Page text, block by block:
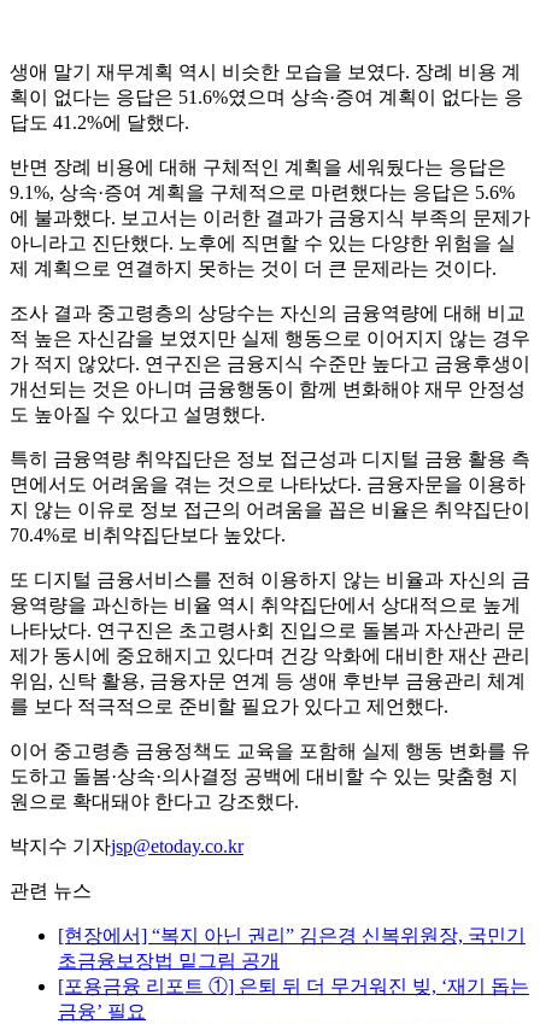
생애 말기 재무계획 역시 비슷한 모습을 보였다. 장례 비용 계
획이 없다는 응답은 51.6%였으며 상속·증여 계획이 없다는 응
답도 41.2%에 달했다.
반면 장례 비용에 대해 구체적인 계획을 세워뒀다는 응답은
9.1%, 상속·증여 계획을 구체적으로 마련했다는 응답은 5.6%
에 불과했다. 보고서는 이러한 결과가 금융지식 부족의 문제가
아니라고 진단했다. 노후에 직면할 수 있는 다양한 위험을 실
제 계획으로 연결하지 못하는 것이 더 큰 문제라는 것이다.
조사 결과 중고령층의 상당수는 자신의 금융역량에 대해 비교
적 높은 자신감을 보였지만 실제 행동으로 이어지지 않는 경우
가 적지 않았다. 연구진은 금융지식 수준만 높다고 금융후생이
개선되는 것은 아니며 금융행동이 함께 변화해야 재무 안정성
도 높아질 수 있다고 설명했다.
특히 금융역량 취약집단은 정보 접근성과 디지털 금융 활용 측
면에서도 어려움을 겪는 것으로 나타났다. 금융자문을 이용하
지 않는 이유로 정보 접근의 어려움을 꼽은 비율은 취약집단이
70.4%로 비취약집단보다 높았다.
또 디지털 금융서비스를 전혀 이용하지 않는 비율과 자신의 금
융역량을 과신하는 비율 역시 취약집단에서 상대적으로 높게
나타났다. 연구진은 초고령사회 진입으로 돌봄과 자산관리 문
제가 동시에 중요해지고 있다며 건강 악화에 대비한 재산 관리
위임, 신탁 활용, 금융자문 연계 등 생애 후반부 금융관리 체계
를 보다 적극적으로 준비할 필요가 있다고 제언했다.
이어 중고령층 금융정책도 교육을 포함해 실제 행동 변화를 유
도하고 돌봄·상속·의사결정 공백에 대비할 수 있는 맞춤형 지
원으로 확대돼야 한다고 강조했다.
박지수 기자jsp@etoday.co.kr
관련 뉴스
[현장에서] “복지 아닌 권리” 김은경 신복위원장, 국민기
초금융보장법 밑그림 공개
[포용금융 리포트 ①] 은퇴 뒤 더 무거워진 빚, ‘재기 돕는
금융’ 필요